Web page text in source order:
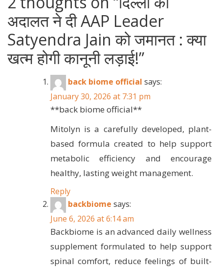
अदालत ने दी AAP Leader
Satyendra Jain को जमानत : क्या
खत्म होगी कानूनी लड़ाई!”
back biome official says:
January 30, 2026 at 7:31 pm
**back biome official**
Mitolyn is a carefully developed, plant-
based formula created to help support
metabolic efficiency and encourage
healthy, lasting weight management.
Reply
backbiome says:
June 6, 2026 at 6:14 am
Backbiome is an advanced daily wellness
supplement formulated to help support
spinal comfort, reduce feelings of built-